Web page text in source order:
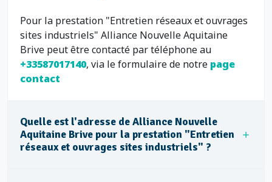
Pour la prestation "Entretien réseaux et ouvrages
sites industriels" Alliance Nouvelle Aquitaine
Brive peut être contacté par téléphone au
+33587017140, via le formulaire de notre page
contact
Quelle est l'adresse de Alliance Nouvelle
Aquitaine Brive pour la prestation "Entretien
réseaux et ouvrages sites industriels" ?